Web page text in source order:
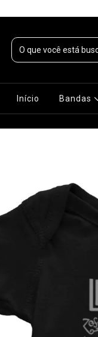
Início Bandas